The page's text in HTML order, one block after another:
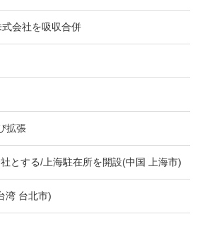
会社を吸収合併
拡張
とする/上海駐在所を開設(中国 上海市)
湾 台北市)